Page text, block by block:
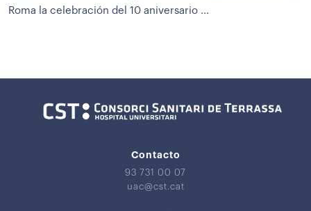
Roma la celebración del 10 aniversario ...
Contacto
93 731 00 07
uac@cst.cat